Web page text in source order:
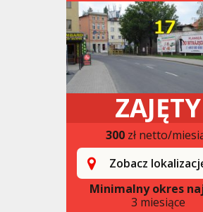
ZAJĘTY
300zł netto/
Zobacz
Minimalny okres
3 miesiące